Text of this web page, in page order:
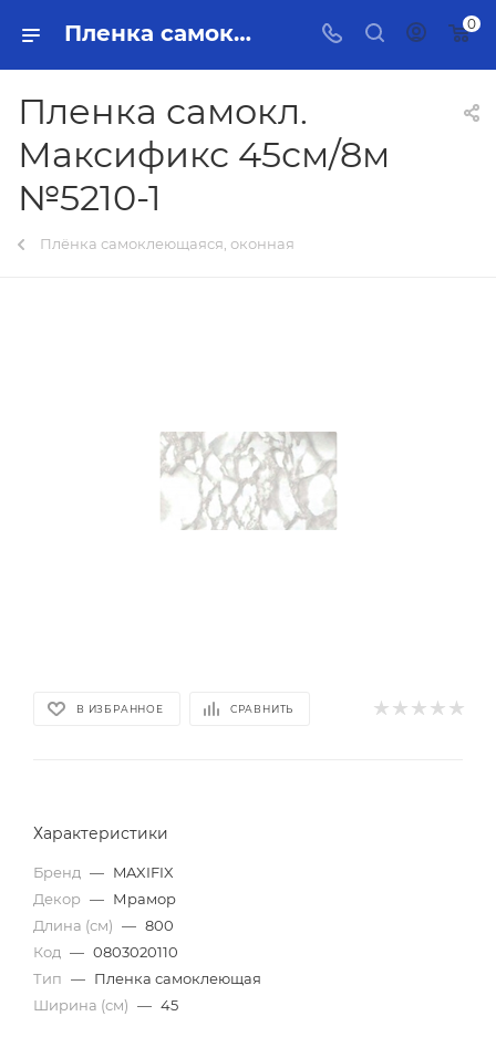
Пленка самокл. Максификс 45см/8м №5210-1 Тольятти - купить в интернет-магазине, каталог с ценами и характеристиками 0
Пленка самокл.
Максификс 45см/8м
№5210-1
Плёнка самоклеющаяся, оконная
В ИЗБРАННОЕ СРАВНИТЬ
Характеристики
Бренд — MAXIFIX
Декор — Мрамор
Длина (см) — 800
Код — 0803020110
Тип — Пленка самоклеющая
Ширина (см) — 45